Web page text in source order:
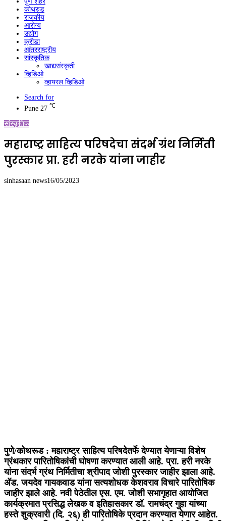
कोथरुड
राजकीय
आरोग्य
उद्योग
क्रीडा
आंतरराष्ट्रीय
सांस्कृतिक
खाद्यसंस्कृती
व्हिडिओ
व्हायरल व्हिडिओ
Search for
Pune 27 ℃
सांस्कृतिक
महाराष्ट्र साहित्य परिषदेचा संदर्भ ग्रंथ निर्मिती
पुरस्कार प्रा. हरी नरके यांना जाहीर
sinhasaan news16/05/2023
पुणे/कोथरूड : महाराष्ट्र साहित्य परिषदेतर्फे देण्यात येणाऱ्या विशेष
ग्रंथकार पारितोषिकांची घोषणा करण्यात आली आहे. प्रा. हरी नरके
यांना संदर्भ ग्रंथ निर्मितीचा श्रीपाद जोशी पुरस्कार जाहीर झाला आहे.
ॲड. जयदेव गायकवाड यांना सत्यशोधक केशवराव विचारे पारितोषिक
जाहीर झाले आहे. नवी पेठेतील एस. एम. जोशी सभागृहात आयोजित
कार्यक्रमात प्रसिद्ध लेखक व इतिहासकार डॉ. रामचंद्र गुहा यांच्या
हस्ते शुक्रवारी (दि. २६) ही पारितोषिके प्रदान करण्यात येणार आहेत.